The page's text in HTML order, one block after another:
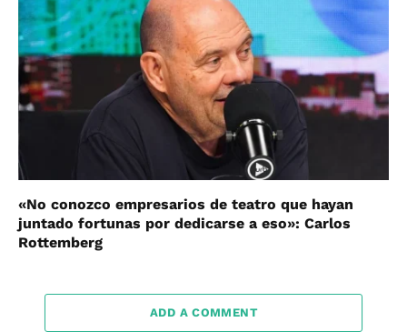
«No conozco empresarios de teatro que hayan
juntado fortunas por dedicarse a eso»: Carlos
Rottemberg
ADD A COMMENT